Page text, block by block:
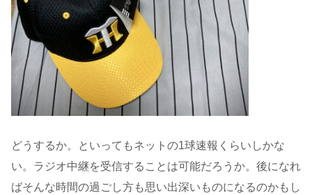
どうするか。といってもネットの1球速報くらいしかな
い。ラジオ中継を受信することは可能だろうか。後になれ
ばそんな時間の過ごし方も思い出深いものになるのかもし